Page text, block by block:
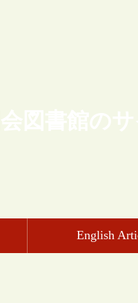
図書館の
English